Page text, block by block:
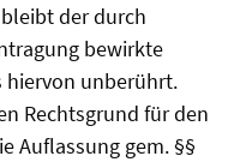
der durch
bewirkte
hiervon unberührt.
Rechtsgrund für den
Auflassung gem. §§